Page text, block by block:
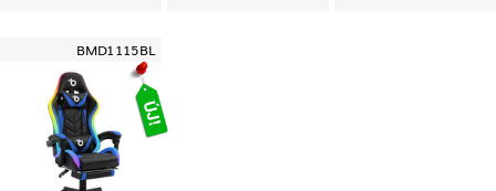
BMD1115BL